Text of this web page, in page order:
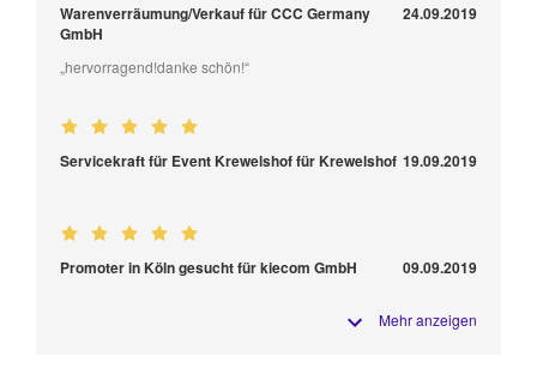
Warenverräumung/Verkauf für CCC Germany
GmbH
24.09.2019
„hervorragend!danke schön!“
Servicekraft für Event Krewelshof für Krewelshof 19.09.2019
Promoter in Köln gesucht für kiecom GmbH 09.09.2019
Mehr anzeigen